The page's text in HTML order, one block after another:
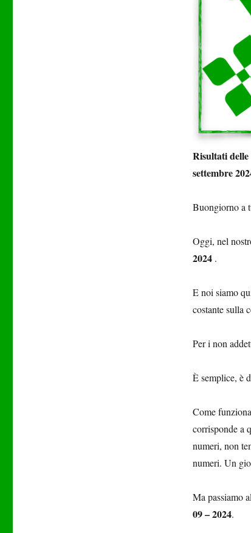
Risultati
settembre
Buongiorno a
Oggi, nel
2024.
E noi siamo
costante sulla
Per i non
È semplice, è
Come
corrisponde a
numeri, non
numeri. Un
Ma passiamo
09 – 2024.